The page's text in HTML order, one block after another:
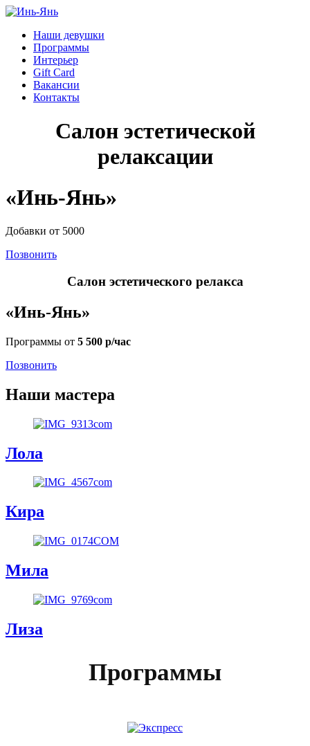
Наши девушки
Программы
Интерьер
Gift Card
Вакансии
Контакты
Салон эстетической
релаксации
«Инь-Янь»
Добавки от 5000
Позвонить
Салон эстетического релакса
«Инь-Янь»
Программы от 5 500 р/час
Позвонить
Наши мастера
Лола
Кира
Мила
Лиза
Программы